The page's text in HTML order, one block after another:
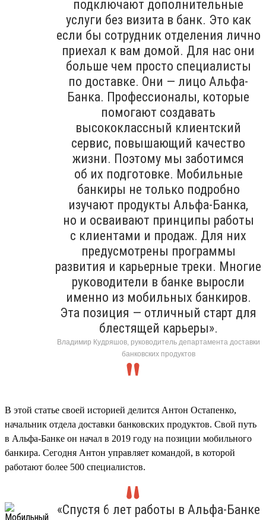
подключают дополнительные
услуги без визита в банк. Это как
если бы сотрудник отделения лично
приехал к вам домой. Для нас они
больше чем просто специалисты
по доставке. Они — лицо Альфа-
Банка. Профессионалы, которые
помогают создавать
высококлассный клиентский
сервис, повышающий качество
жизни. Поэтому мы заботимся
об их подготовке. Мобильные
банкиры не только подробно
изучают продукты Альфа-Банка,
но и осваивают принципы работы
с клиентами и продаж. Для них
предусмотрены программы
развития и карьерные треки. Многие
руководители в банке выросли
именно из мобильных банкиров.
Эта позиция — отличный старт для
блестящей карьеры».
Владимир Кудряшов, руководитель департамента доставки
банковских продуктов
В этой статье своей историей делится Антон Остапенко,
начальник отдела доставки банковских продуктов. Свой путь
в Альфа-Банке он начал в 2019 году на позиции мобильного
банкира. Сегодня Антон управляет командой, в которой
работают более 500 специалистов.
«Спустя 6 лет работы в Альфа-Банке